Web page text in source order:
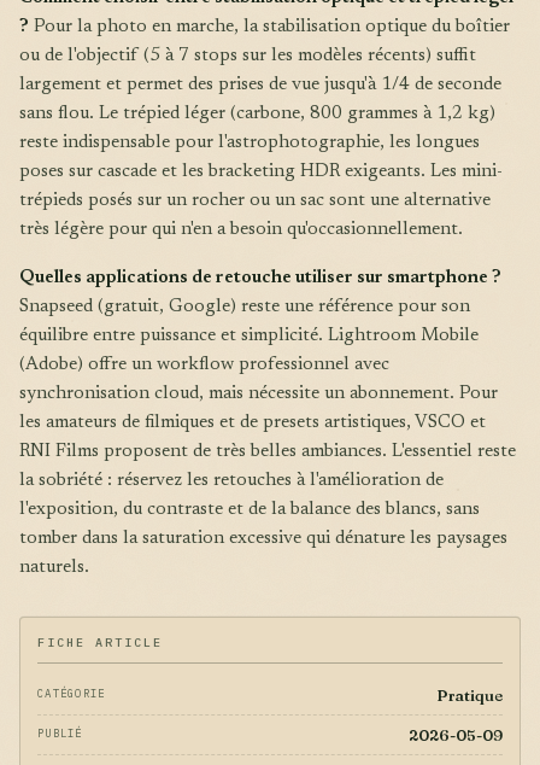
? Pour la photo en marche, la stabilisation optique du boîtier
ou de l'objectif (5 à 7 stops sur les modèles récents) suffit
largement et permet des prises de vue jusqu'à 1/4 de seconde
sans flou. Le trépied léger (carbone, 800 grammes à 1,2 kg)
reste indispensable pour l'astrophotographie, les longues
poses sur cascade et les bracketing HDR exigeants. Les mini-
trépieds posés sur un rocher ou un sac sont une alternative
très légère pour qui n'en a besoin qu'occasionnellement.
Quelles applications de retouche utiliser sur smartphone ?
Snapseed (gratuit, Google) reste une référence pour son
équilibre entre puissance et simplicité. Lightroom Mobile
(Adobe) offre un workflow professionnel avec
synchronisation cloud, mais nécessite un abonnement. Pour
les amateurs de filmiques et de presets artistiques, VSCO et
RNI Films proposent de très belles ambiances. L'essentiel reste
la sobriété : réservez les retouches à l'amélioration de
l'exposition, du contraste et de la balance des blancs, sans
tomber dans la saturation excessive qui dénature les paysages
naturels.
FICHE ARTICLE
CATÉGORIE Pratique
PUBLIÉ 2026-05-09